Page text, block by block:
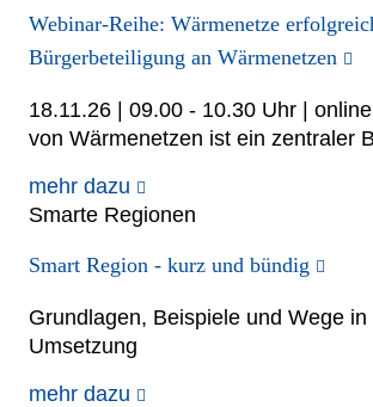
Webinar-Reihe: Wärmenetze
Bürgerbeteiligung an Wärmenetzen
18.11.26 | 09.00 - 10.30 Uhr |
von Wärmenetzen ist ein zentraler
mehr dazu
Smarte Regionen
Smart Region - kurz und bündig
Grundlagen, Beispiele und Wege in
Umsetzung
mehr dazu